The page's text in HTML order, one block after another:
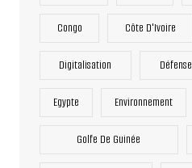
Congo Côte D'Ivoire
Digitalisation Défense
Egypte Environnement
Golfe De Guinée